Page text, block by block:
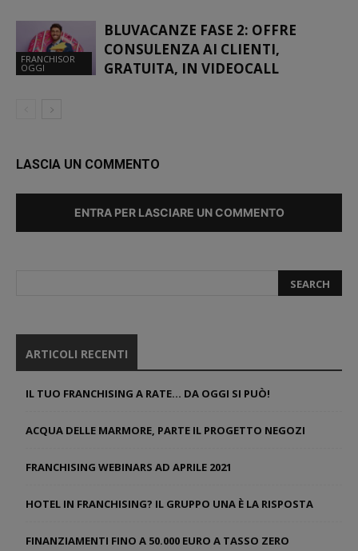
FRANCHISOR
OGGI
BLUVACANZE FASE 2: OFFRE
CONSULENZA AI CLIENTI,
GRATUITA, IN VIDEOCALL
LASCIA UN COMMENTO
ENTRA PER LASCIARE UN COMMENTO
ARTICOLI RECENTI
IL TUO FRANCHISING A RATE… DA OGGI SI PUÒ!
ACQUA DELLE MARMORE, PARTE IL PROGETTO NEGOZI
FRANCHISING WEBINARS AD APRILE 2021
HOTEL IN FRANCHISING? IL GRUPPO UNA È LA RISPOSTA
FINANZIAMENTI FINO A 50.000 EURO A TASSO ZERO